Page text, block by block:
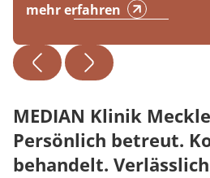
mehr erfahren
MEDIAN Klinik
Persönlich betreut.
behandelt.